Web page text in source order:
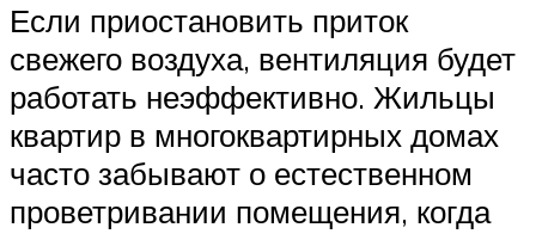
Если приостановить приток
свежего воздуха, вентиляция будет
работать неэффективно. Жильцы
квартир в многоквартирных домах
часто забывают о естественном
проветривании помещения, когда